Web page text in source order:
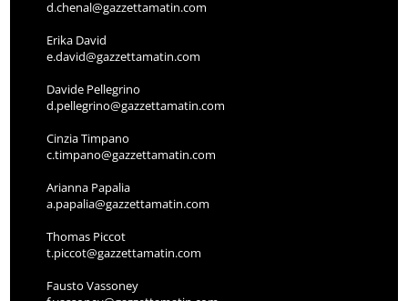
d.chenal@gazzettamatin.com
Erika David
e.david@gazzettamatin.com
Davide Pellegrino
d.pellegrino@gazzettamatin.com
Cinzia Timpano
c.timpano@gazzettamatin.com
Arianna Papalia
a.papalia@gazzettamatin.com
Thomas Piccot
t.piccot@gazzettamatin.com
Fausto Vassoney